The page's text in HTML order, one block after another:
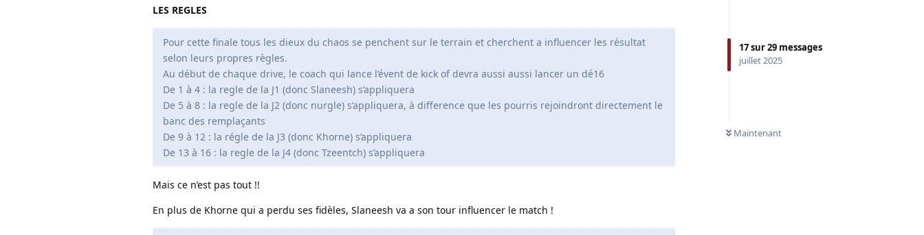
17sur29 messages
juillet 2025
Maintenant
LES REGLES
Pour cette finale tous les dieux du chaos se penchent sur le terrain et cherchent a influencer les résultat
selon leurs propres règles.
Au début de chaque drive, le coach qui lance l’évent de kick of devra aussi aussi lancer un dé16
De 1 à 4 : la regle de la J1 (donc Slaneesh) s’appliquera
De 5 à 8 : la regle de la J2 (donc nurgle) s’appliquera, à difference que les pourris rejoindront directement le
banc des remplaçants
De 9 à 12 : la régle de la J3 (donc Khorne) s’appliquera
De 13 à 16 : la regle de la J4 (donc Tzeentch) s’appliquera
Mais ce n’est pas tout !!
En plus de Khorne qui a perdu ses fidèles, Slaneesh va a son tour influencer le match !